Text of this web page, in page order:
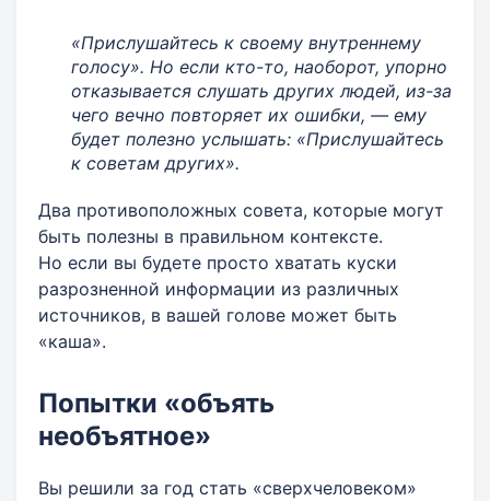
«Прислушайтесь к своему внутреннему
голосу». Но если кто-то, наоборот, упорно
отказывается слушать других людей, из-за
чего вечно повторяет их ошибки, — ему
будет полезно услышать: «Прислушайтесь
к советам других».
Два противоположных совета, которые могут
быть полезны в правильном контексте.
Но если вы будете просто хватать куски
разрозненной информации из различных
источников, в вашей голове может быть
«каша».
Попытки «объять
необъятное»
Вы решили за год стать «сверхчеловеком»